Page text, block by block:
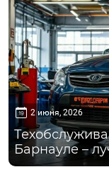
2 июня, 2026
Барнауле –
13 мая, 2026